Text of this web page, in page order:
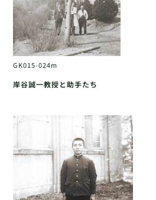
GK015-024m
岸谷誠一教授と助手たち